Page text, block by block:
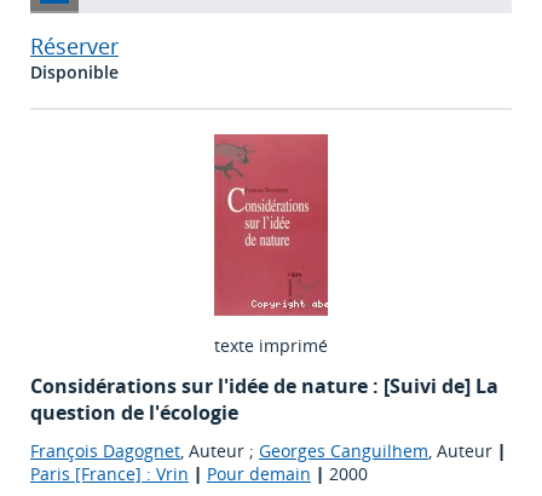
Réserver
Disponible
texte imprimé
Considérations sur l'idée de nature : [Suivi de] La
question de l'écologie
François Dagognet, Auteur ; Georges Canguilhem, Auteur |
Paris [France] : Vrin | Pour demain | 2000